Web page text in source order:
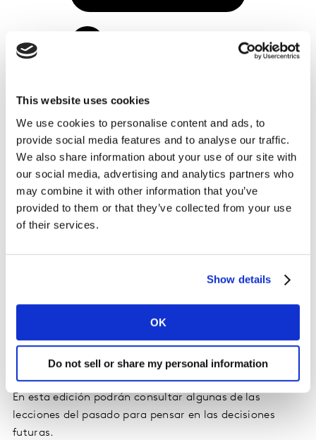
This website uses cookies
We use cookies to personalise content and ads, to
provide social media features and to analyse our traffic.
We also share information about your use of our site with
our social media, advertising and analytics partners who
may combine it with other information that you’ve
provided to them or that they’ve collected from your use
of their services.
Show details
OK
Do not sell or share my personal information
DESCARGA EL REPORTE
En esta entrega encontramos cinco
aprendizajes que te invitamos a conocer.
Mantenerse al tanto del pulso de la nueva normalidad
se vuelve clave en esta novena edición. Las marcas
exitosas en contexto de crisis son aquellas que no solo
por los cuernos”.
publicación se enfocan en la comunicación, una
poderosa arma de crecimiento que hay que
aprovechar. Por lo que entender el contexto es básico
para comunicar adecuadamente.
En esta edición podrán consultar algunas de las
lecciones del pasado para pensar en las decisiones
futuras.